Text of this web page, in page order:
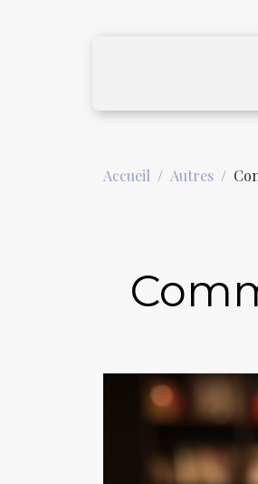
Accueil Autres